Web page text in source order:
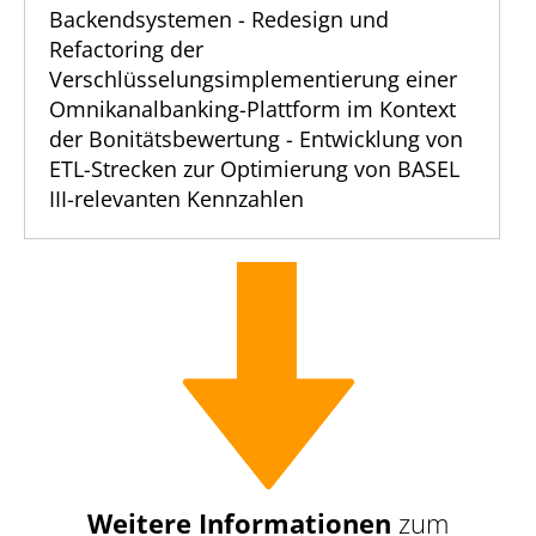
Backendsystemen - Redesign und
Refactoring der
Verschlüsselungsimplementierung einer
Omnikanalbanking-Plattform im Kontext
der Bonitätsbewertung - Entwicklung von
ETL-Strecken zur Optimierung von BASEL
III-relevanten Kennzahlen
Weitere Informationen zum